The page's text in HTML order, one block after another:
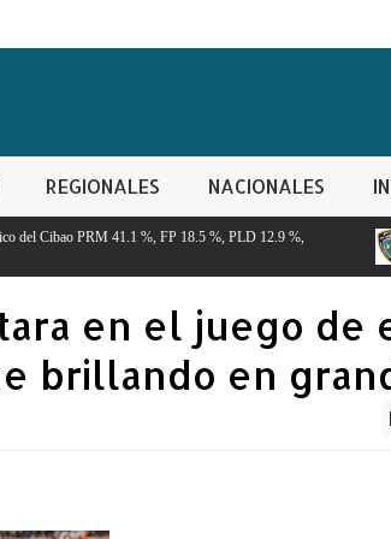
REGIONALES NACIONALES
18.5 %, PLD 12.9 %,
Policía Nacional apresa
en el juego de
brillando en